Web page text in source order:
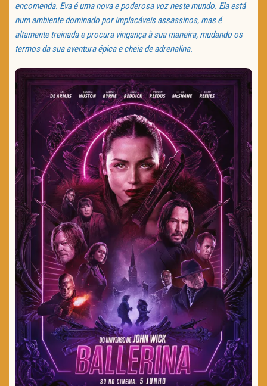
encomenda. Eva é uma nova e poderosa voz neste mundo. Ela está
num ambiente dominado por implacáveis assassinos, mas é
altamente treinada e procura vingança à sua maneira, mudando os
termos da sua aventura épica e cheia de adrenalina.